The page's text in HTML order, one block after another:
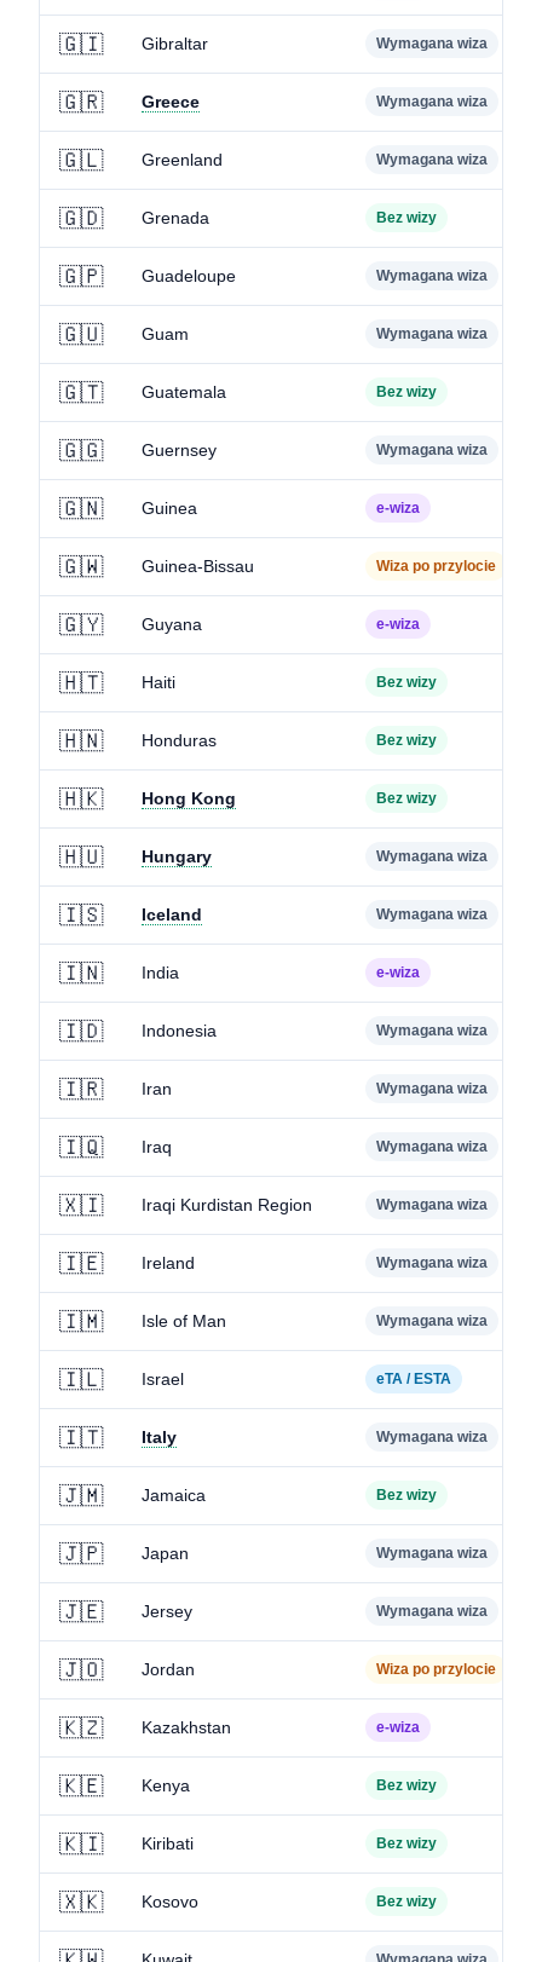
🇬🇮 Gibraltar Wymagana wiza
🇬🇷 Greece Wymagana wiza
🇬🇱 Greenland Wymagana wiza
🇬🇩 Grenada Bez wizy
🇬🇵 Guadeloupe Wymagana wiza
🇬🇺 Guam Wymagana wiza
🇬🇹 Guatemala Bez wizy
🇬🇬 Guernsey Wymagana wiza
🇬🇳 Guinea e-wiza
🇬🇼 Guinea-Bissau Wiza po przylocie
🇬🇾 Guyana e-wiza
🇭🇹 Haiti Bez wizy
🇭🇳 Honduras Bez wizy
🇭🇰 Hong Kong Bez wizy
🇭🇺 Hungary Wymagana wiza
🇮🇸 Iceland Wymagana wiza
🇮🇳 India e-wiza
🇮🇩 Indonesia Wymagana wiza
🇮🇷 Iran Wymagana wiza
🇮🇶 Iraq Wymagana wiza
🇽🇮 Iraqi Kurdistan Region Wymagana wiza
🇮🇪 Ireland Wymagana wiza
🇮🇲 Isle of Man Wymagana wiza
🇮🇱 Israel eTA / ESTA
🇮🇹 Italy Wymagana wiza
🇯🇲 Jamaica Bez wizy
🇯🇵 Japan Wymagana wiza
🇯🇪 Jersey Wymagana wiza
🇯🇴 Jordan Wiza po przylocie
🇰🇿 Kazakhstan e-wiza
🇰🇪 Kenya Bez wizy
🇰🇮 Kiribati Bez wizy
🇽🇰 Kosovo Bez wizy